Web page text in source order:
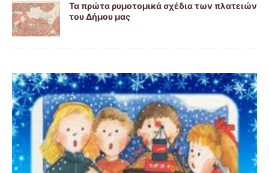
Τα πρώτα ρυμοτομικά σχέδια των πλατειών
του Δήμου μας